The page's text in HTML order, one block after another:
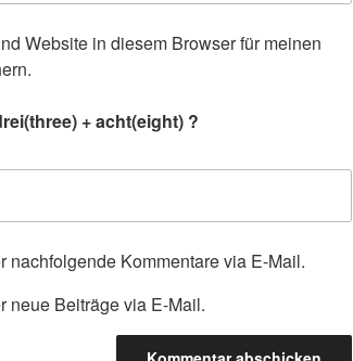
Website in diesem Browser für meinen
+ acht(eight) ?
nachfolgende Kommentare via E-Mail.
neue Beiträge via E-Mail.